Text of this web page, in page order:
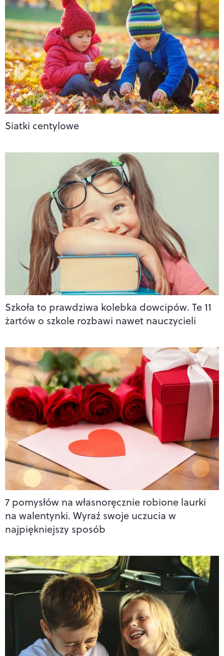
Siatki centylowe
Szkoła to prawdziwa kolebka dowcipów. Te 11
żartów o szkole rozbawi nawet nauczycieli
7 pomysłów na własnoręcznie robione laurki
na walentynki. Wyraź swoje uczucia w
najpiękniejszy sposób